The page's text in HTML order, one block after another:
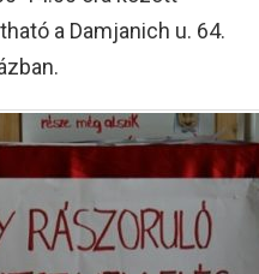
a Damjanich u. 64.